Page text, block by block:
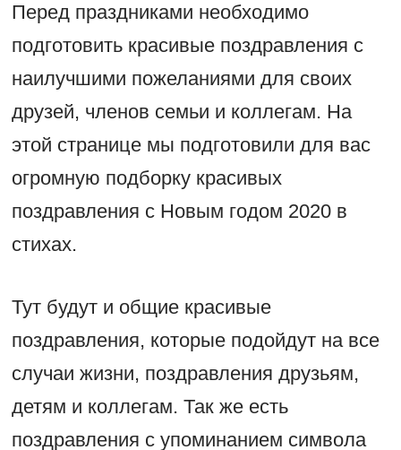
Перед праздниками необходимо
подготовить красивые поздравления с
наилучшими пожеланиями для своих
друзей, членов семьи и коллегам. На
этой странице мы подготовили для вас
огромную подборку красивых
поздравления с Новым годом 2020 в
стихах.
Тут будут и общие красивые
поздравления, которые подойдут на все
случаи жизни, поздравления друзьям,
детям и коллегам. Так же есть
поздравления с упоминанием символа